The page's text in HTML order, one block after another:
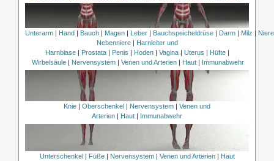
Unterarm| Hand Bauch| Magen| Leber| Bauchspeicheldrüse| Darm| Milz
Nebenniere|
Harnleiter und
Harnblase| Prostata| Penis Hoden| Vagina| Uterus Hüfte|
Wirbelsäule
Nervensystem Venen und Arterien Haut Immunabwehr
Knie | Oberschenkel | Nervensystem | Venen und
Arterien | Haut | Immunabwehr
Unterschenkel| Füße| Nervensystem| Venen und Arterien| Haut